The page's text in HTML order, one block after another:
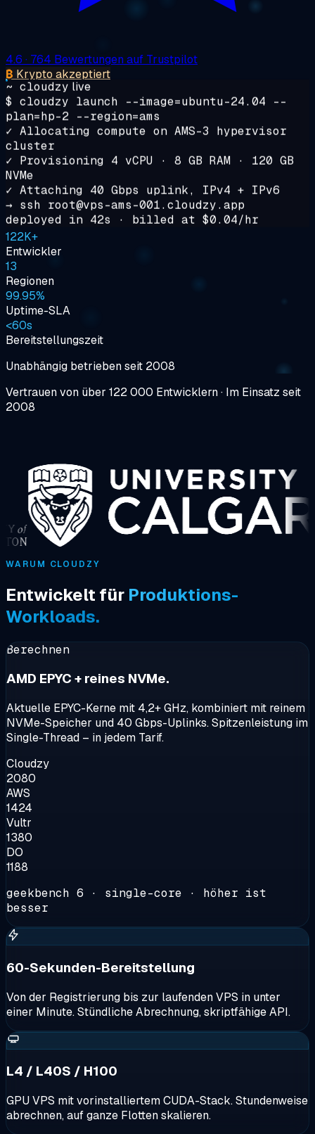
4.6 · 764 Bewertungen auf Trustpilot
₿ Krypto akzeptiert
~ cloudzy live
$ cloudzy launch
--image=ubuntu-24.04 --
plan=hp-2 --region=ams
✓ Allocating compute on AMS-3 hypervisor
cluster
✓ Provisioning 4 vCPU · 8 GB RAM · 120 GB
NVMe
✓ Attaching 40 Gbps uplink, IPv4 + IPv6
→ ssh root@vps-ams-001.cloudzy.app
deployed in 42s · billed at $0.04/hr
122K+
Entwickler
13
Regionen
99.95%
Uptime-SLA
<60s
Bereitstellungszeit
Unabhängig betrieben seit 2008
Vertrauen von über 122 000 Entwicklern· Im Einsatz seit
2008
WARUM CLOUDZY
Entwickelt für Produktions-
Workloads.
Berechnen
AMD EPYC + reines NVMe.
Aktuelle EPYC-Kerne mit 4,2+ GHz, kombiniert mit reinem
NVMe-Speicher und 40 Gbps-Uplinks. Spitzenleistung im
Single-Thread – in jedem Tarif.
Cloudzy
2080
AWS
1424
Vultr
1380
DO
1188
geekbench 6 · single-core · höher ist
besser
60-Sekunden-Bereitstellung
Von der Registrierung bis zur laufenden VPS in unter
einer Minute. Stündliche Abrechnung, skriptfähige API.
L4 / L40S / H100
GPU VPS mit vorinstalliertem CUDA-Stack. Stundenweise
abrechnen, auf ganze Flotten skalieren.